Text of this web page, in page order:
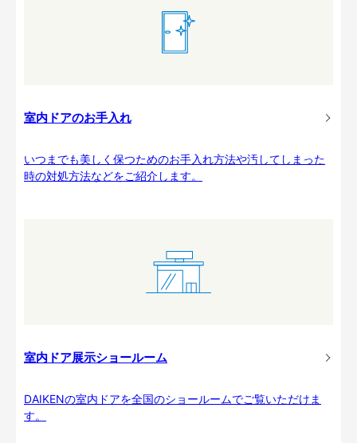
室内ドアのお手入れ
いつまでも美しく保つためのお手入れ方法や汚してしまった
時の対処方法などをご紹介します。
室内ドア展示ショールーム
DAIKENの室内ドアを全国のショールームでご覧いただけま
す。